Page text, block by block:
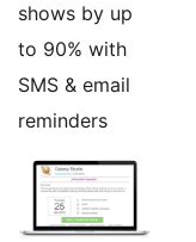
shows by up
to 90% with
SMS & email
reminders